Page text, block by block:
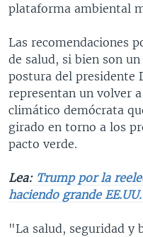
plataforma ambiental
Las recomendaciones
de salud, si bien son
postura del presidente
representan un volver
climático demócrata
girado en torno a los
pacto verde.
Lea:Trump por la
haciendo grande
"La salud, seguridad y